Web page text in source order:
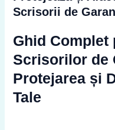
Scrisorii de
Ghid Complet
Scrisorilor de
Protejarea și
Tale